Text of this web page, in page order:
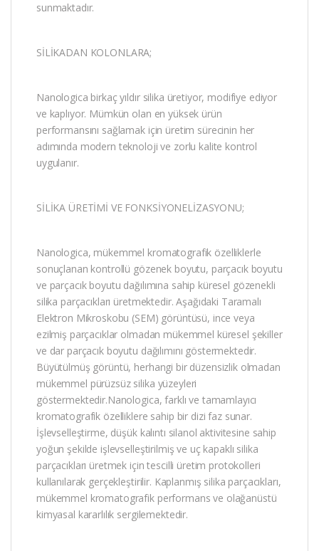
sunmaktadır.
SİLİKADAN KOLONLARA;
Nanologica birkaç yıldır silika üretiyor, modifiye ediyor
ve kaplıyor. Mümkün olan en yüksek ürün
performansını sağlamak için üretim sürecinin her
adımında modern teknoloji ve zorlu kalite kontrol
uygulanır.
SİLİKA ÜRETİMİ VE FONKSİYONELİZASYONU;
Nanologica, mükemmel kromatografik özelliklerle
sonuçlanan kontrollü gözenek boyutu, parçacık boyutu
ve parçacık boyutu dağılımına sahip küresel gözenekli
silika parçacıkları üretmektedir. Aşağıdaki Taramalı
Elektron Mikroskobu (SEM) görüntüsü, ince veya
ezilmiş parçacıklar olmadan mükemmel küresel şekiller
ve dar parçacık boyutu dağılımını göstermektedir.
Büyütülmüş görüntü, herhangi bir düzensizlik olmadan
mükemmel pürüzsüz silika yüzeyleri
göstermektedir.Nanologica, farklı ve tamamlayıcı
kromatografik özelliklere sahip bir dizi faz sunar.
İşlevselleştirme, düşük kalıntı silanol aktivitesine sahip
yoğun şekilde işlevselleştirilmiş ve uç kapaklı silika
parçacıkları üretmek için tescilli üretim protokolleri
kullanılarak gerçekleştirilir. Kaplanmış silika parçacıkları,
mükemmel kromatografik performans ve olağanüstü
kimyasal kararlılık sergilemektedir.